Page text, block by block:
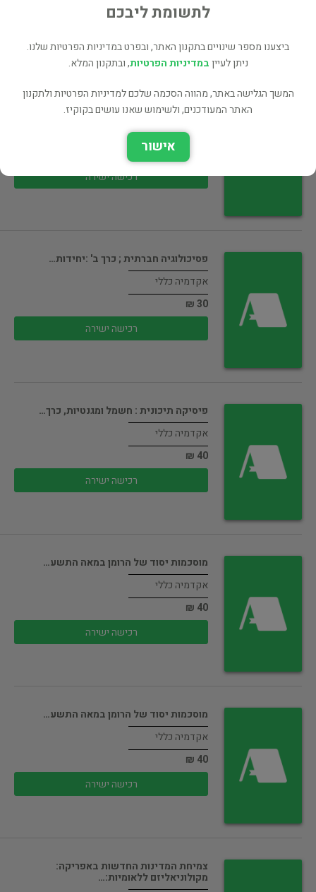
התפתחות הילד : טבעה ומהלכה, כרך…
אקדמיה כללי
רכישה ישירה
פסיכולוגיה חברתית ; כרך ב' :יחידות…
אקדמיה כללי
30 ₪
רכישה ישירה
פיסיקה תיכונית : חשמל ומגנטיות, כרך…
אקדמיה כללי
40 ₪
רכישה ישירה
מוסכמות יסוד של הרומן במאה התשע…
אקדמיה כללי
40 ₪
רכישה ישירה
מוסכמות יסוד של הרומן במאה התשע…
אקדמיה כללי
40 ₪
רכישה ישירה
צמיחת המדינות החדשות באפריקה:
מקולוניאליזם ללאומיות:…
לתשומת ליבכם
ביצענו מספר שינויים בתקנון האתר, ובפרט במדיניות הפרטיות שלנו.
ניתן לעייןבמדיניות הפרטיות, ובתקנון המלא.
המשך הגלישה באתר, מהווה הסכמה שלכם למדיניות הפרטיות ולתקנון
האתר המעודכנים, ולשימוש שאנו עושים בקוקיז.
אישור